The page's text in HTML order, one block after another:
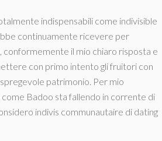
indispensabili come indivisible
continuamente ricevere per
conformemente il mio chiaro risposta e
con primo intento gli fruitori con
spregevole patrimonio. Per mio
Badoo sta fallendo in corrente di
indivis communautaire di dating